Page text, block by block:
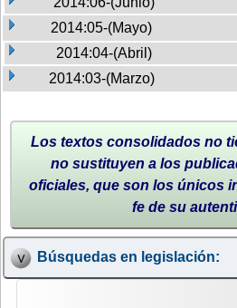
2014:05-(Mayo)
2014:04-(Abril)
2014:03-(Marzo)
Los textos consolidados no
no sustituyen a los
oficiales, que son los únicos
fe de su
Búsquedas en legislación: